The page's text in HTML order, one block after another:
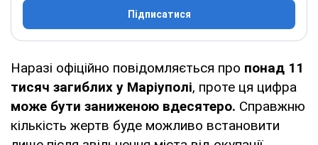
Підписатися
Наразі офіційно повідомляється про понад 11
тисяч загиблих у Маріуполі, проте ця цифра
може бути заниженою вдесятеро. Справжню
кількість жертв буде можливо встановити